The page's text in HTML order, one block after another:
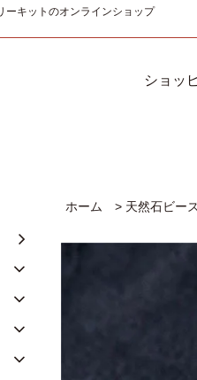
ーキットのオンラインショップ
ショッ
ホーム > 天然石ビー